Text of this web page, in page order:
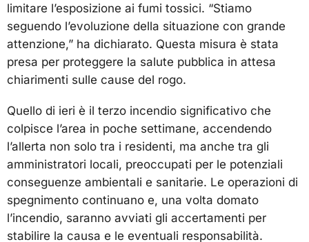
limitare l’esposizione ai fumi tossici. “Stiamo
seguendo l’evoluzione della situazione con grande
attenzione,” ha dichiarato. Questa misura è stata
presa per proteggere la salute pubblica in attesa
chiarimenti sulle cause del rogo.
Quello di ieri è il terzo incendio significativo che
colpisce l’area in poche settimane, accendendo
l’allerta non solo tra i residenti, ma anche tra gli
amministratori locali, preoccupati per le potenziali
conseguenze ambientali e sanitarie. Le operazioni di
spegnimento continuano e, una volta domato
l’incendio, saranno avviati gli accertamenti per
stabilire la causa e le eventuali responsabilità.